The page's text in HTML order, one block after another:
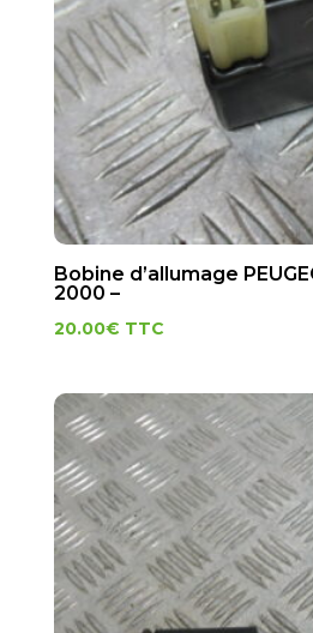
Bobine d’allumage
2000 –
20.00€ TTC